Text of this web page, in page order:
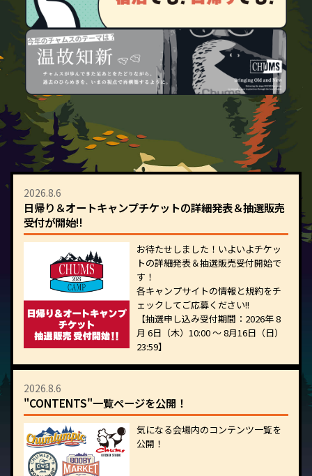
2026.8.6
日帰り＆オートキャンプチケットの詳細発表＆抽選販売
受付が開始!!
お待たせしました！いよいよチケッ
トの詳細発表＆抽選販売受付開始で
す！
各キャンプサイトの情報と規約をチ
ェックしてご応募ください!!
【抽選申し込み受付期間：2026年 8
月 6日（木）10:00 ～ 8月16日（日）
23:59】
2026.8.6
"CONTENTS"一覧ページを公開！
気になる会場内のコンテンツ一覧を
公開！